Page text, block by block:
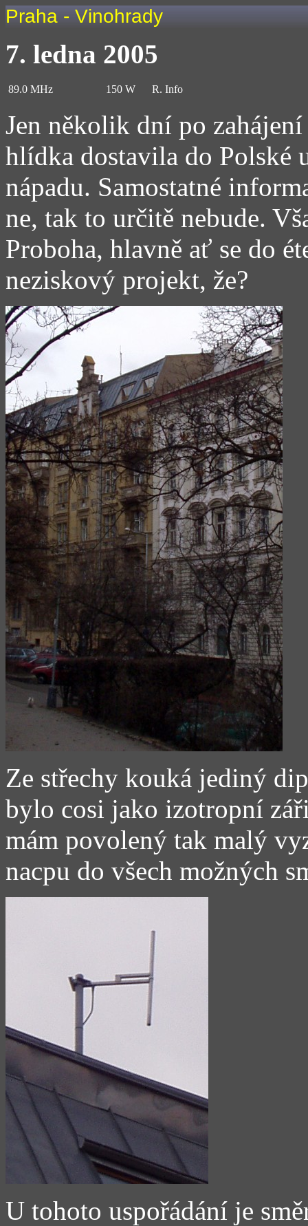
Praha - Vinohrady
7. ledna 2005
89.0 MHz 150 W R. Info
Jen několik dní po
hlídka dostavila do Polské
nápadu. Samostatné
ne, tak to určitě nebude.
Proboha, hlavně ať se do
neziskový projekt, že?
Ze střechy kouká jediný
bylo cosi jako izotropní
mám povolený tak malý
nacpu do všech možných
U tohoto uspořádání je